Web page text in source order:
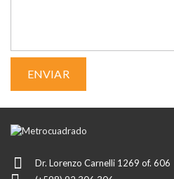
Dr. Lorenzo Carnelli 1269 of. 606